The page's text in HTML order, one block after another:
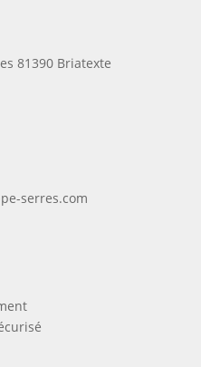
81390 Briatexte
serres.com